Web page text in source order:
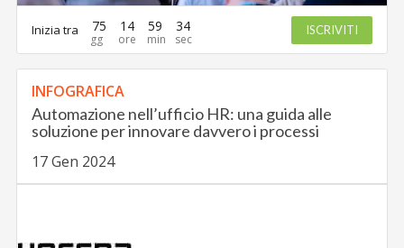
Inizia tra 75 14 59 33 ISCRIVITI
INFOGRAFICA
Automazione nell’ufficio HR: una guida alle
soluzione per innovare davvero i processi
17 Gen 2024